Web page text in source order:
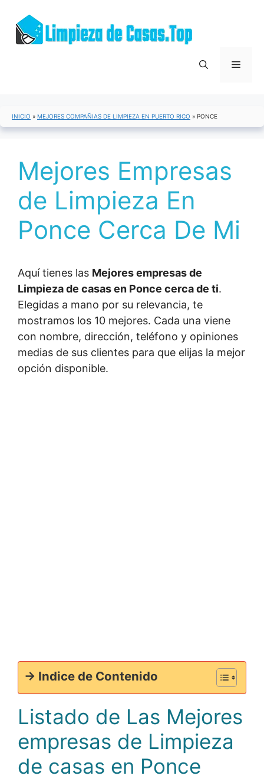
contenido
Menú
INICIO » MEJORES COMPAÑIAS DE LIMPIEZA EN PUERTO RICO » PONCE
Mejores Empresas
de Limpieza En
Ponce Cerca De Mi
Aquí tienes las Mejores empresas de
Limpieza de casas en Ponce cerca de ti.
Elegidas a mano por su relevancia, te
mostramos los 10 mejores. Cada una viene
con nombre, dirección, teléfono y opiniones
medias de sus clientes para que elijas la mejor
opción disponible.
-> Indice de Contenido
Listado de Las Mejores
empresas de Limpieza
de casas en Ponce